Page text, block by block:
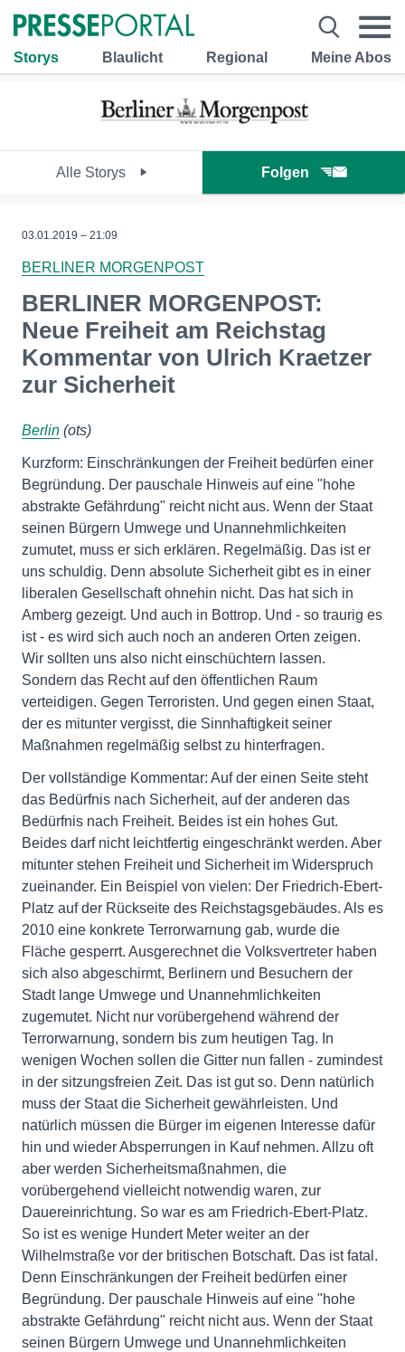
Storys Blaulicht Regional Meine Abos
Alle Storys Folgen
03.01.2019 – 21:09
BERLINER MORGENPOST
BERLINER MORGENPOST:
Neue Freiheit am Reichstag
Kommentar von Ulrich Kraetzer
zur Sicherheit
Berlin (ots)
Kurzform: Einschränkungen der Freiheit bedürfen einer
Begründung. Der pauschale Hinweis auf eine "hohe
abstrakte Gefährdung" reicht nicht aus. Wenn der Staat
seinen Bürgern Umwege und Unannehmlichkeiten
zumutet, muss er sich erklären. Regelmäßig. Das ist er
uns schuldig. Denn absolute Sicherheit gibt es in einer
liberalen Gesellschaft ohnehin nicht. Das hat sich in
Amberg gezeigt. Und auch in Bottrop. Und - so traurig es
ist - es wird sich auch noch an anderen Orten zeigen.
Wir sollten uns also nicht einschüchtern lassen.
Sondern das Recht auf den öffentlichen Raum
verteidigen. Gegen Terroristen. Und gegen einen Staat,
der es mitunter vergisst, die Sinnhaftigkeit seiner
Maßnahmen regelmäßig selbst zu hinterfragen.
Der vollständige Kommentar: Auf der einen Seite steht
das Bedürfnis nach Sicherheit, auf der anderen das
Bedürfnis nach Freiheit. Beides ist ein hohes Gut.
Beides darf nicht leichtfertig eingeschränkt werden. Aber
mitunter stehen Freiheit und Sicherheit im Widerspruch
zueinander. Ein Beispiel von vielen: Der Friedrich-Ebert-
Platz auf der Rückseite des Reichstagsgebäudes. Als es
2010 eine konkrete Terrorwarnung gab, wurde die
Fläche gesperrt. Ausgerechnet die Volksvertreter haben
sich also abgeschirmt, Berlinern und Besuchern der
Stadt lange Umwege und Unannehmlichkeiten
zugemutet. Nicht nur vorübergehend während der
Terrorwarnung, sondern bis zum heutigen Tag. In
wenigen Wochen sollen die Gitter nun fallen - zumindest
in der sitzungsfreien Zeit. Das ist gut so. Denn natürlich
muss der Staat die Sicherheit gewährleisten. Und
natürlich müssen die Bürger im eigenen Interesse dafür
hin und wieder Absperrungen in Kauf nehmen. Allzu oft
aber werden Sicherheitsmaßnahmen, die
vorübergehend vielleicht notwendig waren, zur
Dauereinrichtung. So war es am Friedrich-Ebert-Platz.
So ist es wenige Hundert Meter weiter an der
Wilhelmstraße vor der britischen Botschaft. Das ist fatal.
Denn Einschränkungen der Freiheit bedürfen einer
Begründung. Der pauschale Hinweis auf eine "hohe
abstrakte Gefährdung" reicht nicht aus. Wenn der Staat
seinen Bürgern Umwege und Unannehmlichkeiten